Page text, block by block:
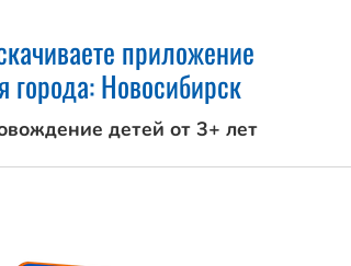
приложение
города: Новосибирск
детей от 3+ лет